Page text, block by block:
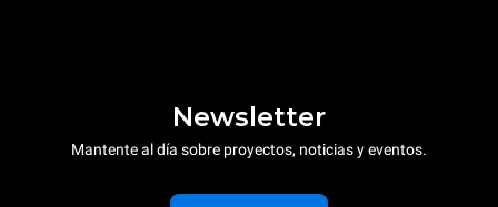
Newsletter
Mantente al día sobre proyectos, noticias y eventos.